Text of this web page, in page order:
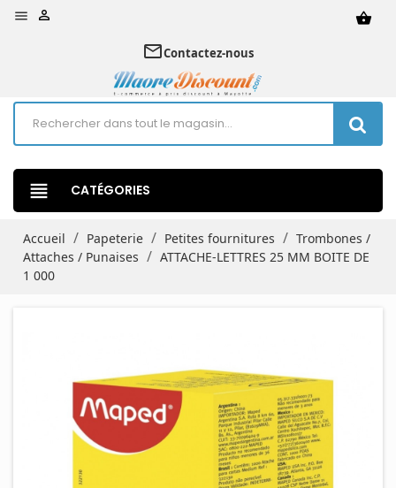
 shopping_basket

mail_outlineContactez-nous
view_headline CATÉGORIES
Accueil Papeterie Petites fournitures
Trombones /
Attaches / Punaises
ATTACHE-LETTRES 25 MM BOITE DE
1 000